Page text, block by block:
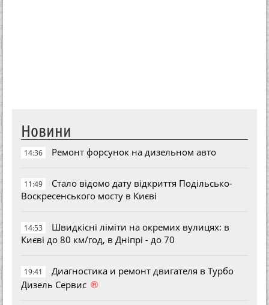
Новини
14:36 Ремонт форсунок на дизельном авто
11:49
Стало відомо дату відкриття Подільсько-
Воскресенського мосту в Києві
14:53
Швидкісні ліміти на окремих вулицях: в
Києві до 80 км/год, в Дніпрі - до 70
19:41
Диагностика и ремонт двигателя в Турбо
Дизель Сервис ®